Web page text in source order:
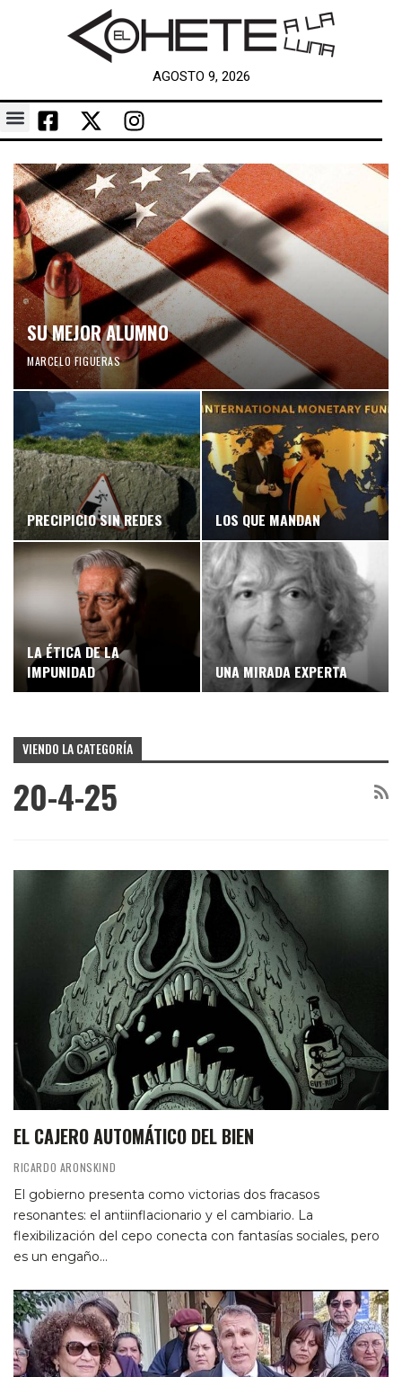
AGOSTO 9, 2026
SU MEJOR ALUMNO
MARCELO FIGUERAS
PRECIPICIO SIN REDES LOS QUE MANDAN
LA ÉTICA DE LA
IMPUNIDAD
UNA MIRADA EXPERTA
VIENDO LA CATEGORÍA
20-4-25
EL CAJERO AUTOMÁTICO DEL BIEN
RICARDO ARONSKIND
El gobierno presenta como victorias dos fracasos
resonantes: el antiinflacionario y el cambiario. La
flexibilización del cepo conecta con fantasías sociales, pero
es un engaño…